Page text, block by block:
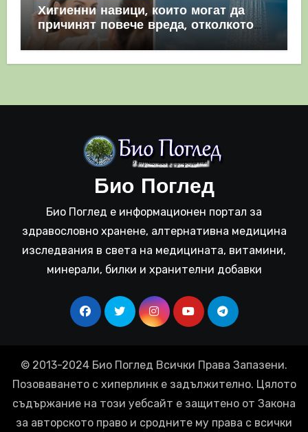
Хигиенни навици, които могат да
причинят повече вреда, отколкото
полза
Био Поглед
Био Поглед е информационен портал за
здравословно хранене, алтернативна медицина
изследвания в света на медицината, витамини,
минерали, билки и хранителни добавки
© 2013-2024 Био Поглед Всички Права Запазени.
Позоваването с хиперлинк е задължително. Цялото
съдържание на този уебсайт е защитено от Закона
за авторското право и сродните му права с всички